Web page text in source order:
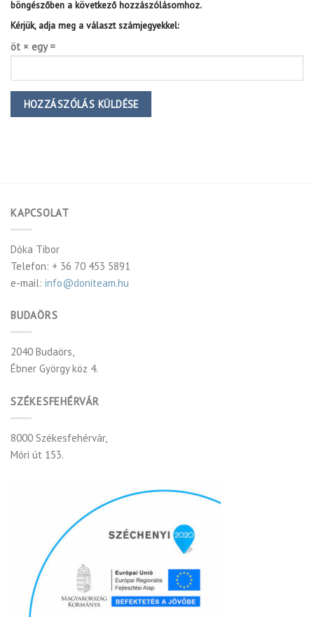
böngészőben a következő hozzászólásomhoz.
Kérjük, adja meg a választ számjegyekkel:
öt × egy =
KAPCSOLAT
Dóka Tibor
Telefon: + 36 70 453 5891
e-mail: info@doniteam.hu
BUDAÖRS
2040 Budaörs,
Ébner György köz 4.
SZÉKESFEHÉRVÁR
8000 Székesfehérvár,
Móri út 153.